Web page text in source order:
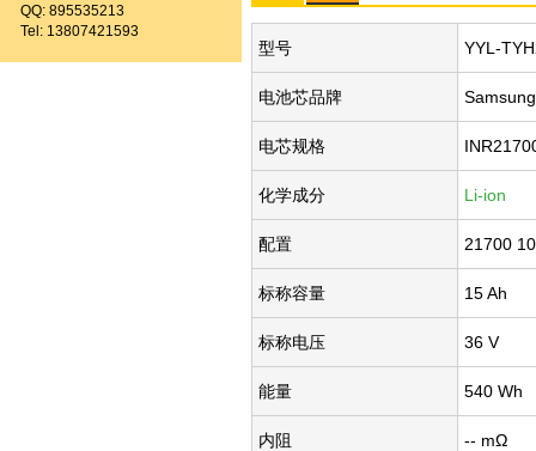
QQ: 895535213
Tel: 13807421593
型号 YYL-
电池芯品牌 Samsung
电芯规格
化学成分 Li-ion
配置 21700
标称容量 15 Ah
标称电压 36 V
能量 540 Wh
内阻 -- mΩ